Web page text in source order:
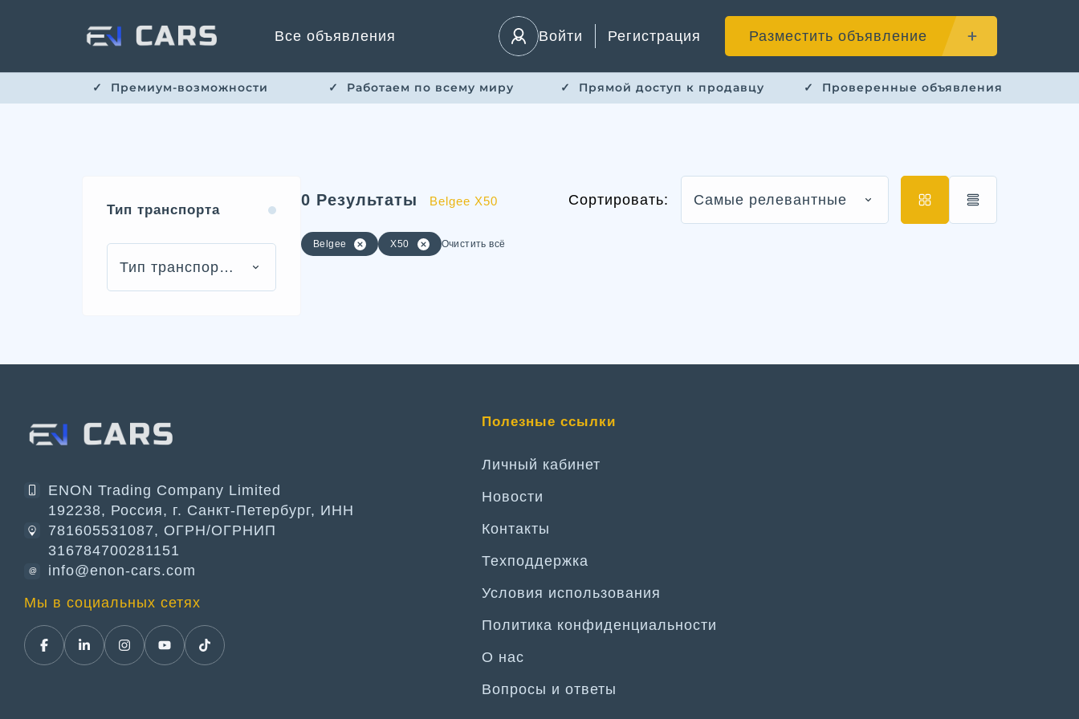
Все объявления Войти Регистрация Разместить объявление
✓ ​​ Премиум-возможности ✓ ​ Работаем по всему миру ✓ ​ Прямой доступ к продавцу ✓ ​ Проверенные объявления
Тип транспорта
Тип транспорта
0 Результаты Belgee X50 Сортировать: Самые релевантные
Belgee X50 Очистить всё
ENON Trading Company Limited
192238, Россия, г. Санкт-Петербург, ИНН
781605531087, ОГРН/ОГРНИП
316784700281151
@
info@enon-cars.com
Мы в социальных сетях
Полезные ссылки
Личный кабинет
Новости
Контакты
Техподдержка
Условия использования
Политика конфиденциальности
О нас
Вопросы и ответы